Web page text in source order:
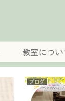
教室につい
のらぼーな